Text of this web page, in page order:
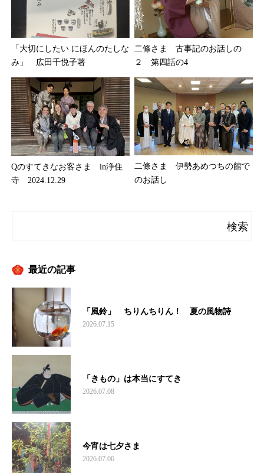
「大切にしたい にほんのたしな
み」 広田千悦子著
二條さま 古事記のお話しの
２ 第四話の4
Qのすてきなお客さま in浄住
寺 2024.12.29
二條さま 伊勢あめつちの館で
のお話し
最近の記事
「風鈴」 ちりんちりん！ 夏の風物詩
2026.07.15
「きもの」は本当にすてき
2026.07.08
今宵は七夕さま
2026.07.06